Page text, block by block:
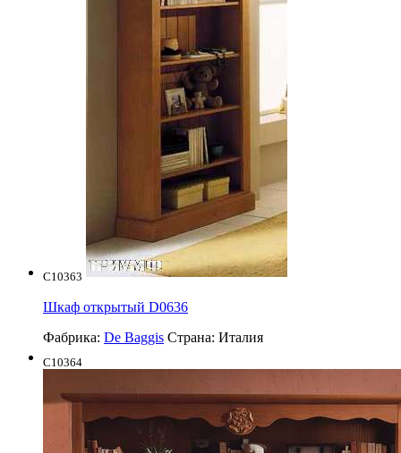
C10363
Шкаф открытый D0636
Фабрика: De Baggis Страна: Италия
C10364